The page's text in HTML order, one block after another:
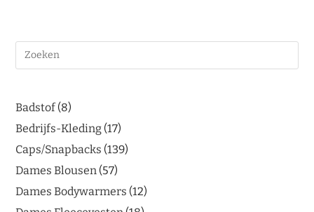
Badstof 8
Bedrijfs-Kleding 17
Caps/Snapbacks 139
Dames Blousen 57
Dames Bodywarmers 12